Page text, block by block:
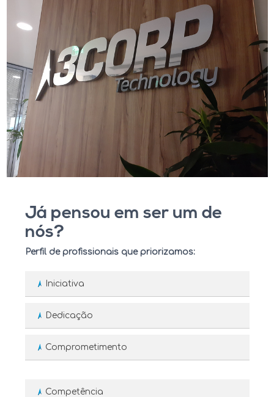
Já pensou em ser um de
nós?
Perfil de profissionais que priorizamos:
Iniciativa
Dedicação
Comprometimento
Competência